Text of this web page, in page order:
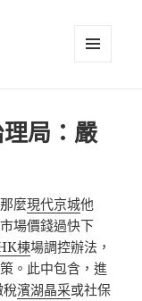
局：嚴
麼現代京城他
場價錢過快下
棟場調控辦法，
。此中包含，進
稅濱湖晶采或社保